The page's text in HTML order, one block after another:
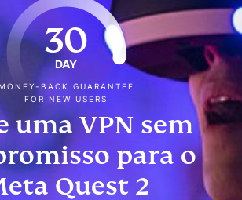
30
DAY
BACK GUARANTEE
FOR NEW USERS
uma VPN sem
para o
Quest 2